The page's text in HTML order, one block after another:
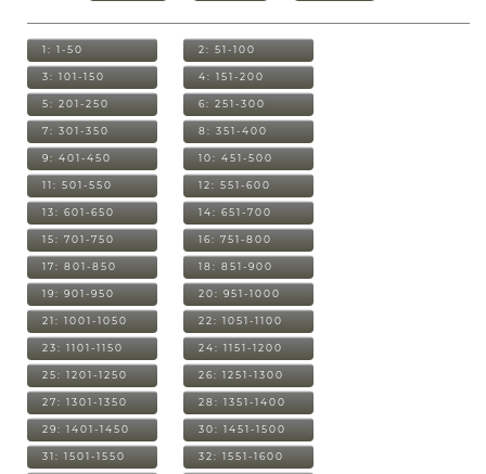
1: 1-50 2: 51-100
3: 101-150 4: 151-200
5: 201-250 6: 251-300
7: 301-350 8: 351-400
9: 401-450 10: 451-500
11: 501-550 12: 551-600
13: 601-650 14: 651-700
15: 701-750 16: 751-800
17: 801-850 18: 851-900
19: 901-950 20: 951-1000
21: 1001-1050 22: 1051-1100
23: 1101-1150 24: 1151-1200
25: 1201-1250 26: 1251-1300
27: 1301-1350 28: 1351-1400
29: 1401-1450 30: 1451-1500
31: 1501-1550 32: 1551-1600